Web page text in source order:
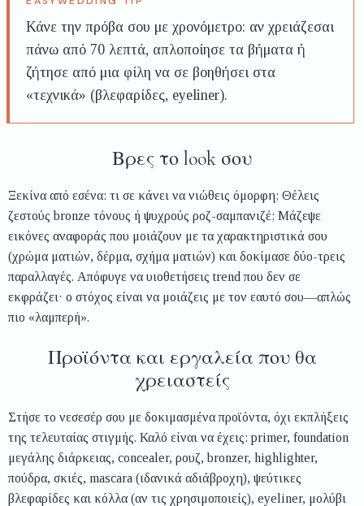
Κάνε την πρόβα σου με χρονόμετρο: αν χρειάζεσαι
πάνω από 70 λεπτά, απλοποίησε τα βήματα ή
ζήτησε από μια φίλη να σε βοηθήσει στα
«τεχνικά» (βλεφαρίδες, eyeliner).
Βρες το look σου
Ξεκίνα από εσένα: τι σε κάνει να νιώθεις όμορφη; Θέλεις
ζεστούς bronze τόνους ή ψυχρούς ροζ-σαμπανιζέ; Μάζεψε
εικόνες αναφοράς που μοιάζουν με τα χαρακτηριστικά σου
(χρώμα ματιών, δέρμα, σχήμα ματιών) και δοκίμασε δύο-τρεις
παραλλαγές. Απόφυγε να υιοθετήσεις trend που δεν σε
εκφράζει· ο στόχος είναι να μοιάζεις με τον εαυτό σου—απλώς
πιο «λαμπερή».
Προϊόντα και εργαλεία που θα
χρειαστείς
Στήσε το νεσεσέρ σου με δοκιμασμένα προϊόντα, όχι εκπλήξεις
της τελευταίας στιγμής. Καλό είναι να έχεις: primer, foundation
μεγάλης διάρκειας, concealer, ρουζ, bronzer, highlighter,
πούδρα, σκιές, mascara (ιδανικά αδιάβροχη), ψεύτικες
βλεφαρίδες και κόλλα (αν τις χρησιμοποιείς), eyeliner, μολύβι